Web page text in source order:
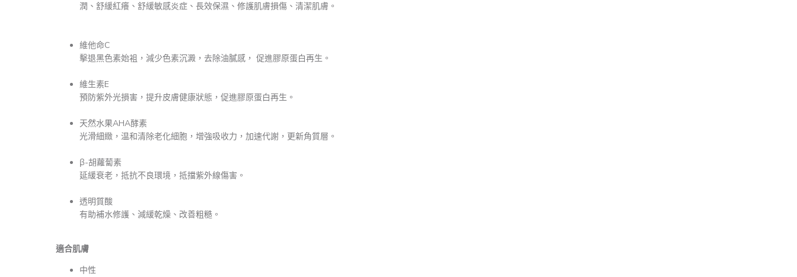
潤、舒緩紅癢、舒緩敏感炎症、長效保濕、修護肌膚損傷、清潔肌膚。
維他命C
擊退黑色素始袓，減少色素沉澱，去除油膩感， 促進膠原蛋白再生。
維生素E
預防紫外光損害，提升皮膚健康狀態，促進膠原蛋白再生。
天然水果AHA酵素
光滑細緻，温和清除老化細胞，增強吸收力，加速代謝，更新角質層。
β-胡蘿蔔素
延緩衰老，抵抗不良環境，抵擋紫外線傷害。
透明質酸
有助補水修護、減緩乾燥、改善粗糙。
適合肌膚
中性